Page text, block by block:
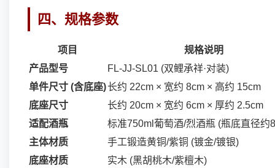
四、规格参数
项目
规格说明
产品型号
FL-JJ-SL01 (双鲤承祥·对装)
单件尺寸 (含底座)长约 22cm × 宽约 8cm × 高约 15cm
底座尺寸
长约 20cm × 宽约 6cm × 厚约 2.5cm
适配酒瓶
标准750ml葡萄酒/烈酒瓶 (瓶底直径约
主体材质
手工锻造黄铜/紫铜 (镀金/镀银)
底座材质
实木 (黑胡桃木/紫檀木)